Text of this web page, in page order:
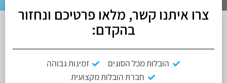
צרו איתנו קשר, מלאו פרטיכם ונחזור
בהקדם:
הובלות מכל הסוגים
זמינות גבוהה
חברת הובלות מקצועית